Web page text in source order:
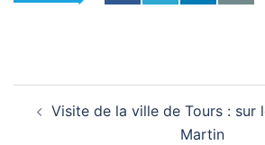
d’article
Visite de la ville de Tours : sur
Martin